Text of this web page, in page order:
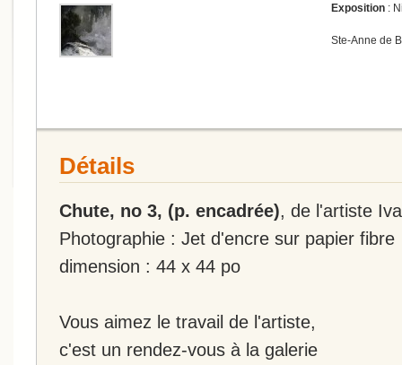
Exposition :
Ste-Anne de
Détails
Chute, no 3, (p. encadrée), de l'artiste
Photographie : Jet d'encre sur papier fibre
dimension : 44 x 44 po
Vous aimez le travail de l'artiste,
c'est un rendez-vous à la galerie